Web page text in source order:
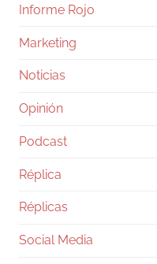
Informe Rojo
Marketing
Noticias
Opinión
Podcast
Réplica
Réplicas
Social Media